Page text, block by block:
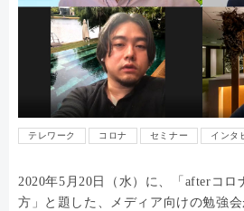
テレワーク コロナ セミナー インタ
2020年5月20日（水）に、「afterコロ
方」と題した、メディア向けの勉強